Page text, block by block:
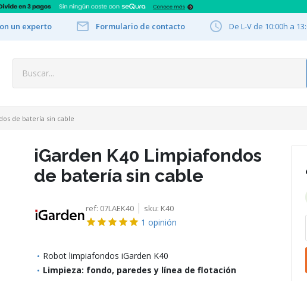
un experto  Formulario de contacto  De L-V de 10:00h a
de batería sin cable
iGarden K40 Limpiafondos
de batería sin cable
ref: 07LAEK40 sku: K40
1 opinión
Robot limpiafondos iGarden K40
Limpieza: fondo, paredes y línea de flotación